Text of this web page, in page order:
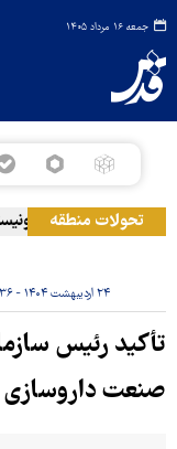
جمعه ۱۶ مرداد ۱۴۰۵
تحولات منطقه
حمله رژیم
۲۴ اردیبهشت ۱۴۰۴ - ۱۱:۳۶
تأکید رئیس
صنعت داروسازی